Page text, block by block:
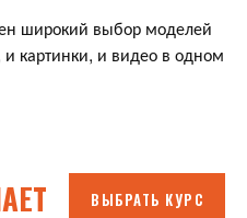
широкий выбор моделей
картинки, и видео в одном